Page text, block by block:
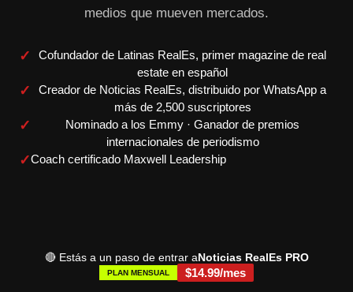
medios que mueven mercados.
✓
Cofundador de Latinas RealEs, primer magazine de real
estate en español
✓
Creador de Noticias RealEs, distribuido por WhatsApp a
más de 2,500 suscriptores
✓
Nominado a los Emmy · Ganador de premios
internacionales de periodismo
✓Coach certificado Maxwell Leadership
🔴 Estás a un paso de entrar aNoticias RealEs PRO
PLAN MENSUAL $14.99/mes